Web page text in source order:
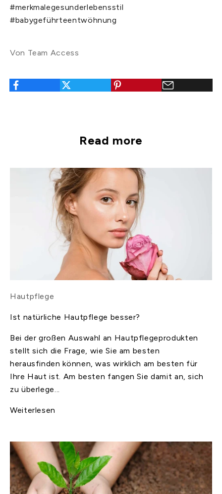
#merkmalegesunderlebensstil
#babygeführteentwöhnung
Von Team Access
Read more
Hautpflege
Ist natürliche Hautpflege besser?
Bei der großen Auswahl an Hautpflegeprodukten
stellt sich die Frage, wie Sie am besten
herausfinden können, was wirklich am besten für
Ihre Haut ist. Am besten fangen Sie damit an, sich
zu überlege...
Weiterlesen